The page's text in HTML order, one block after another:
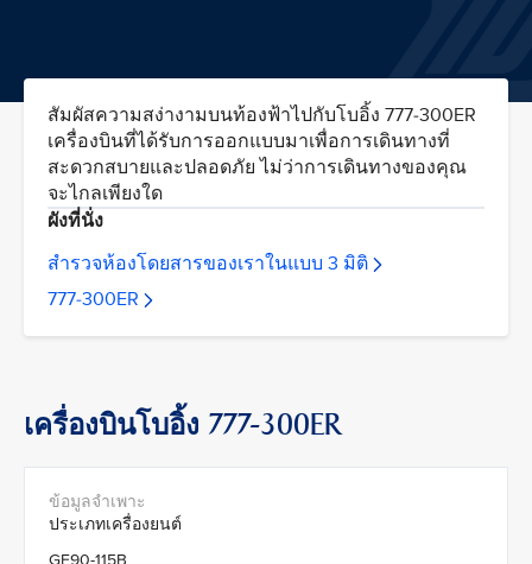
สัมผัสความสง่างามบนท้องฟ้าไปกับโบอิ้ง 777-300ER
เครื่องบินที่ได้รับการออกแบบมาเพื่อการเดินทางที่
สะดวกสบายและปลอดภัย ไม่ว่าการเดินทางของคุณ
จะไกลเพียงใด
ผังที่นั่ง
สำรวจห้องโดยสารของเราในแบบ 3 มิติ
777-300ER
เครื่องบินโบอิ้ง 777-300ER
ประเภทเครื่องยนต์
GE90-115B